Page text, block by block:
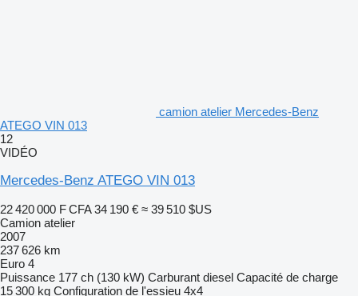
camion atelier Mercedes-Benz
ATEGO VIN 013
12
VIDÉO
Mercedes-Benz ATEGO VIN 013
22 420 000 F CFA 34 190 € ≈ 39 510 $US
Camion atelier
2007
237 626 km
Euro 4
Puissance 177 ch (130 kW) Carburant diesel Capacité de charge
15 300 kg Configuration de l'essieu 4x4